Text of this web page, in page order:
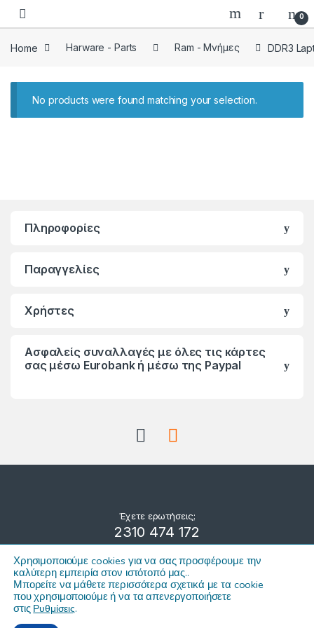
Skip to navigation
Skip to content
0
Home Harware - Parts Ram - Μνήμες DDR3
No products were found matching your selection.
Πληροφορίες
Παραγγελίες
Χρήστες
Ασφαλείς συναλλαγές με όλες τις κάρτες
σας μέσω Eurobank ή μέσω της Paypal
Έχετε ερωτήσεις;
2310 474 172
Χρησιμοποιούμε cookies για να σας προσφέρουμε την
καλύτερη εμπειρία στον ιστότοπό μας..
Μπορείτε να μάθετε περισσότερα σχετικά με τα cookie
που χρησιμοποιούμε ή να τα απενεργοποιήσετε
στις Ρυθμίσεις.